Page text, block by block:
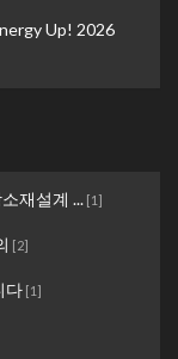
Up! 2026
재설계 ... [1]
[2]
다 [1]